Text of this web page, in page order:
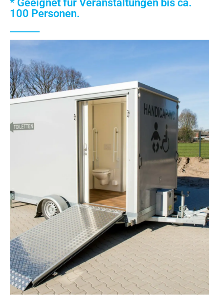
* Geeignet für Veranstaltungen bis ca.
100 Personen.